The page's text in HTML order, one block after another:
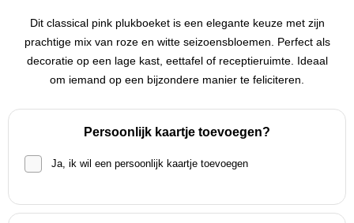
Dit classical pink plukboeket is een elegante keuze met zijn
prachtige mix van roze en witte seizoensbloemen. Perfect als
decoratie op een lage kast, eettafel of receptieruimte. Ideaal
om iemand op een bijzondere manier te feliciteren.
Persoonlijk kaartje toevoegen?
Ja, ik wil een persoonlijk kaartje toevoegen